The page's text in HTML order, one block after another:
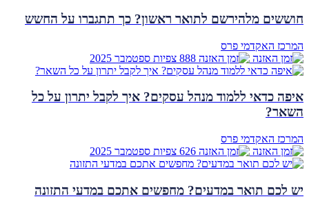
חוששים מלהירשם לתואר ראשון? כך תתגברו על החשש
המרכז האקדמי פרס
ספטמבר 2025
איפה כדאי ללמוד מנהל עסקים? איך לקבל יתרון על כל
השאר?
המרכז האקדמי פרס
ספטמבר 2025
יש לכם תואר במדעים? מחפשים אתכם במדעי התזונה